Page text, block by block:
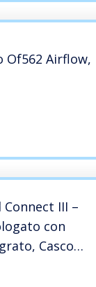
Of562 Airflow,
III –
con
Casco
Visiera